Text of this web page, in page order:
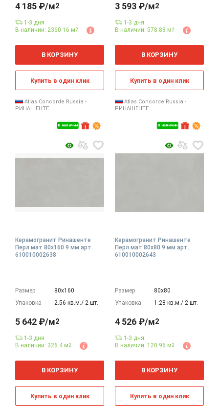
В наличии
4 185 ₽/м2
1-3 дня
В наличии: 2360.16 м2
м
В КОРЗИНУ
Купить в один клик
Atlas Concorde Russia -
РИНАШЕНТЕ
В наличии
3 593 ₽/м2
1-3 дня
В наличии: 578.88 м2
м
В КОРЗИНУ
Купить в один клик
Atlas Concorde Russia -
РИНАШЕНТЕ
Керамогранит Ринашенте
Перл мат 80x160 9 мм арт.
610010002638
Размер
80х160
Упаковка
2.56 кв.м./ 2 шт.
5 642 ₽/м2
1-3 дня
В наличии: 326.4 м2
м
В КОРЗИНУ
Купить в один клик
Керамогранит Ринашенте
Перл мат 80x80 9 мм арт.
610010002643
Размер
80х80
Упаковка
1.28 кв.м./ 2 шт.
4 526 ₽/м2
1-3 дня
В наличии: 120.96 м2
м
В КОРЗИНУ
Купить в один клик